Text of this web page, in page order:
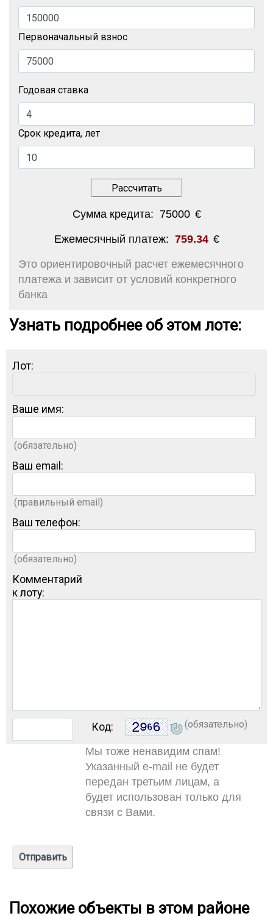
Первоначальный взнос
Годовая ставка
Срок кредита, лет
Сумма кредита: 75000 €
Ежемесячный платеж: 759.34 €
Это ориентировочный расчет ежемесячного
платежа и зависит от условий конкретного
банка
Узнать подробнее об этом лоте:
Лот:
Ваше имя:
(обязательно)
Ваш email:
(правильный email)
Ваш телефон:
(обязательно)
Комментарий
к лоту:
Код: (обязательно)
Мы тоже ненавидим спам!
Указанный e-mail не будет
передан третьим лицам, а
будет использован только для
связи с Вами.
Похожие объекты в этом районе